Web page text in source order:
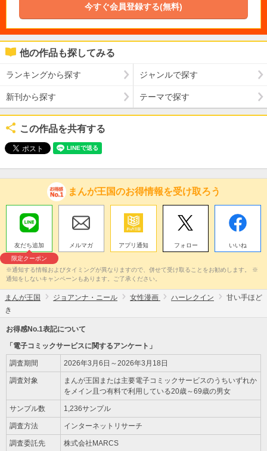
今すぐ会員登録する(無料)
他の作品も探してみる
ランキングから探す ジャンルで探す
新刊から探す テーマで探す
この作品を共有する
まんが王国のお得情報を受け取ろう
友だち追加
限定クーポン
メルマガ アプリ通知 フォロー いいね
※通知する情報およびタイミングが異なりますので、併せて受け取ることをお勧めします。 ※
通知をしないキャンペーンもあります。ご了承ください。
まんが王国 ジョアンナ・ニール 女性漫画 ハーレクイン
甘い手ほど
き
お得感No.1表記について
「電子コミックサービスに関するアンケート」
調査期間 2026年3月6日～2026年3月18日
調査対象
まんが王国または主要電子コミックサービスのうちいずれか
をメイン且つ有料で利用している20歳～69歳の男女
サンプル数 1,236サンプル
調査方法 インターネットリサーチ
調査委託先 株式会社MARCS